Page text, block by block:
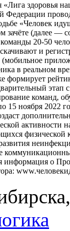
«Лига здоровья
Федерации
«Человек
зачёте (далее —
20-50
и
в реальном
формирует
этап
команд,
15 ноября 2022
активности
физической
информация о